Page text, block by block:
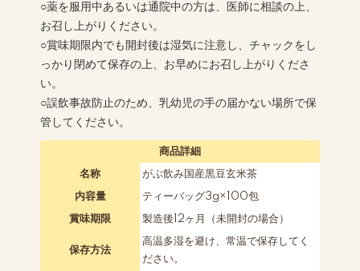
○薬を服用中あるいは通院中の方は、医師に相談の上、
お召し上がりください。
○賞味期限内でも開封後は湿気に注意し、チャックをし
っかり閉めて保存の上、お早めにお召し上がりくださ
い。
○誤飲事故防止のため、乳幼児の手の届かない場所で保
管してください。
商品詳細
名称
がぶ飲み国産黒豆玄米茶
内容量
ティーバッグ3g×100包
賞味期限
製造後12ヶ月（未開封の場合）
保存方法
高温多湿を避け、常温で保存してく
ださい。